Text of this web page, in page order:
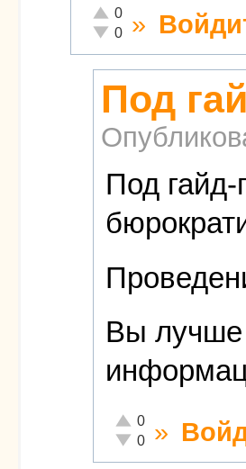
Отлично!
0
Неадекватно!
0 »
Под
Под
Вы лучше
Отлично!
0
Неадекватно!
0 »